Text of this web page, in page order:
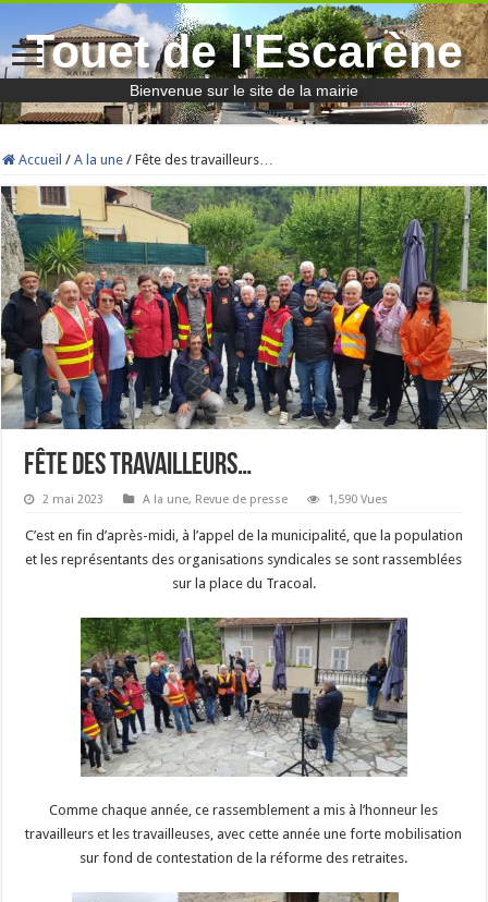
Touet de l'Escarène
Bienvenue sur le site de la mairie
Accueil / A la une / Fête des travailleurs…
Fête des travailleurs…
2 mai 2023 A la une, Revue de presse 1,590 Vues
C’est en fin d’après-midi, à l’appel de la municipalité, que la population
et les représentants des organisations syndicales se sont rassemblées
sur la place du Tracoal.
Comme chaque année, ce rassemblement a mis à l’honneur les
travailleurs et les travailleuses, avec cette année une forte mobilisation
sur fond de contestation de la réforme des retraites.